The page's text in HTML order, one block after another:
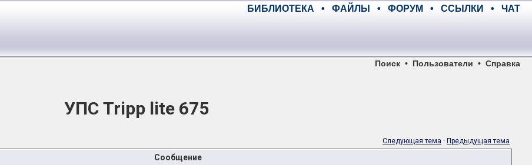
БИБЛИОТЕКА • ФАЙЛЫ • ФОРУМ • ССЫЛКИ • ЧАТ
Поиск • Пользователи • Справка
УПС Tripp lite 675
Следующая тема · Предыдущая тема
Сообщение